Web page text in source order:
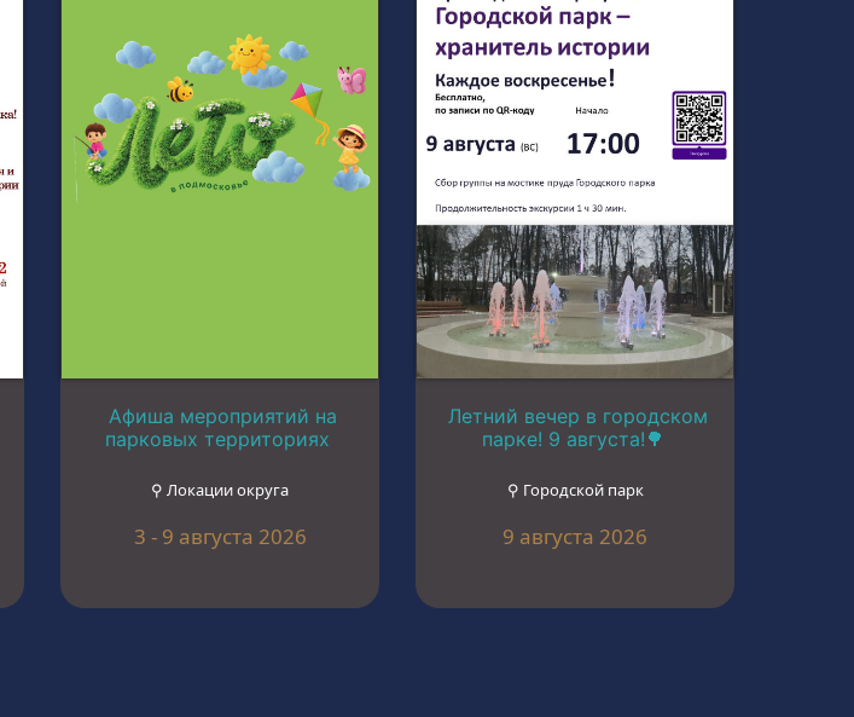
Афиша мероприятий на
парковых территориях
⚲ Локации округа
3 - 9 августа 2026
Летний вечер в городском
парке! 9 августа!🌳
⚲ Городской парк
9 августа 2026